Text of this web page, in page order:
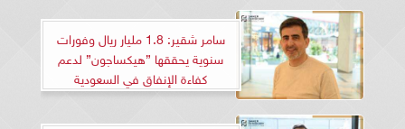
سامر شقير: 1.8 مليار ريال وفورات
سنوية يحققها ”هيكساجون” لدعم
كفاءة الإنفاق في السعودية